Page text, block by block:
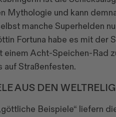
Mythologie und kann
manche Superhelden
Fortuna habe es mit der
einem Acht-Speichen-Rad
auf Straßenfesten.
AUS DEN
Beispiele“ liefern